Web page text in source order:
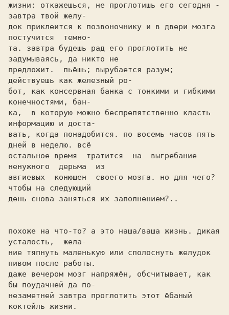
жизни: откажешься, не проглотишь его сегодня -
завтра твой желу-
док приклеится к позвоночнику и в двери мозга
постучится  темно-
та. завтра будешь рад его проглотить не
задумываясь, да никто не
предложит.  пьёшь; вырубается разум;
действуешь как железный ро-
бот, как консервная банка с тонкими и гибкими
конечностями, бан-
ка,  в которую можно беспрепятственно класть
информацию и доста-
вать, когда понадобится. по восемь часов пять
дней в неделю. всё
остальное время  тратится  на  выгребание
ненужного  дерьма  из
авгиевых  конюшен  своего мозга. но для чего?
чтобы на следующий
день снова заняться их заполнением?..
похоже на что-то? а это наша/ваша жизнь. дикая
усталость,  жела-
ние тяпнуть маленькую или сполоснуть желудок
пивом после работы.
даже вечером мозг напряжён, обсчитывает, как
бы поудачней да по-
незаметней завтра проглотить этот ёбаный
коктейль жизни.